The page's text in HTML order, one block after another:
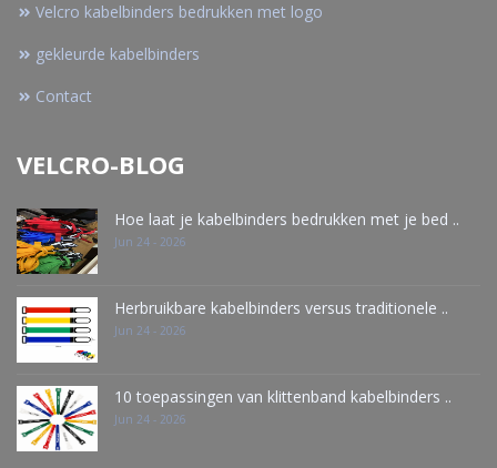
Velcro kabelbinders bedrukken met logo
gekleurde kabelbinders
Contact
VELCRO-BLOG
Hoe laat je kabelbinders bedrukken met je bed ..
Jun 24 - 2026
Herbruikbare kabelbinders versus traditionele ..
Jun 24 - 2026
10 toepassingen van klittenband kabelbinders ..
Jun 24 - 2026